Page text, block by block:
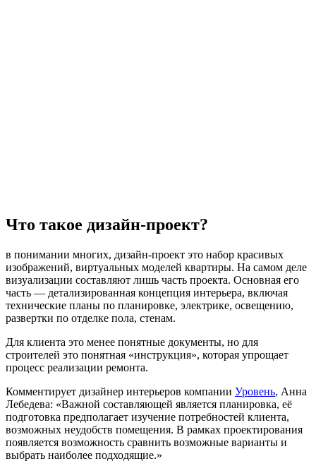
Что такое дизайн-проект?
в понимании многих, дизайн-проект это набор красивых
изображений, виртуальных моделей квартиры. На самом деле
визуализации составляют лишь часть проекта. Основная его
часть — детализированная концепция интерьера, включая
технические планы по планировке, электрике, освещению,
развертки по отделке пола, стенам.
Для клиента это менее понятные документы, но для
строителей это понятная «инструкция», которая упрощает
процесс реализации ремонта.
Комментирует дизайнер интерьеров компании Уровень, Анна
Лебедева: «Важной составляющей является планировка, её
подготовка предполагает изучение потребностей клиента,
возможных неудобств помещения. В рамках проектирования
появляется возможность сравнить возможные варианты и
выбрать наиболее подходящие.»